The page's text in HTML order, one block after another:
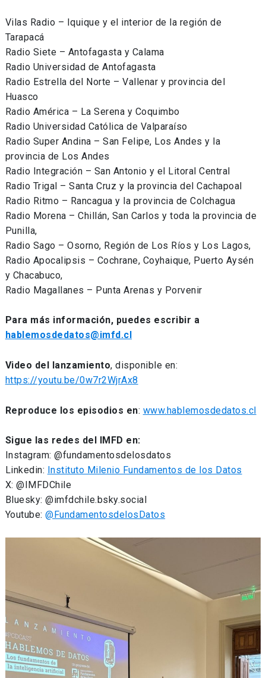
Vilas Radio – Iquique y el interior de la región de
Tarapacá
Radio Siete – Antofagasta y Calama
Radio Universidad de Antofagasta
Radio Estrella del Norte – Vallenar y provincia del
Huasco
Radio América – La Serena y Coquimbo
Radio Universidad Católica de Valparaíso
Radio Super Andina – San Felipe, Los Andes y la
provincia de Los Andes
Radio Integración – San Antonio y el Litoral Central
Radio Trigal – Santa Cruz y la provincia del Cachapoal
Radio Ritmo – Rancagua y la provincia de Colchagua
Radio Morena – Chillán, San Carlos y toda la provincia de
Punilla,
Radio Sago – Osorno, Región de Los Ríos y Los Lagos,
Radio Apocalipsis – Cochrane, Coyhaique, Puerto Aysén
y Chacabuco,
Radio Magallanes – Punta Arenas y Porvenir
Para más información, puedes escribir a
hablemosdedatos@imfd.cl
Video del lanzamiento, disponible en:
https://youtu.be/0w7r2WjrAx8
Reproduce los episodios en: www.hablemosdedatos.cl
Sigue las redes del IMFD en:
Instagram: @fundamentosdelosdatos
Linkedin: Instituto Milenio Fundamentos de los Datos
X: @IMFDChile
Bluesky: @imfdchile.bsky.social
Youtube:@FundamentosdelosDatos